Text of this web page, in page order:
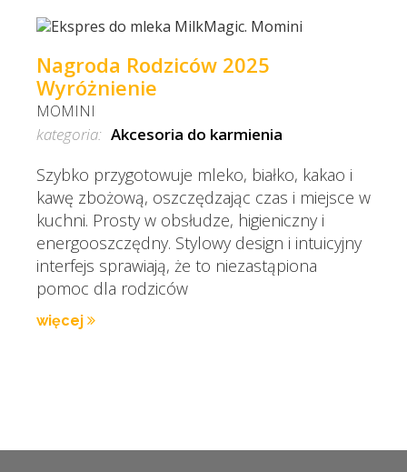
Nagroda Rodziców 2025
Wyróżnienie
MOMINI
kategoria: Akcesoria do karmienia
Szybko przygotowuje mleko, białko, kakao i
kawę zbożową, oszczędzając czas i miejsce w
kuchni. Prosty w obsłudze, higieniczny i
energooszczędny. Stylowy design i intuicyjny
interfejs sprawiają, że to niezastąpiona
pomoc dla rodziców
więcej